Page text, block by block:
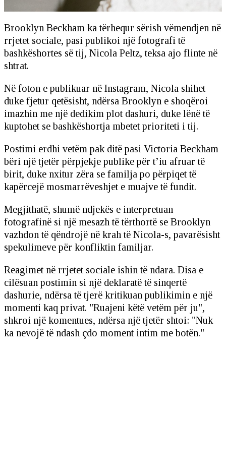
Brooklyn Beckham ka tërhequr sërish vëmendjen në
rrjetet sociale, pasi publikoi një fotografi të
bashkëshortes së tij, Nicola Peltz, teksa ajo flinte në
shtrat.
Në foton e publikuar në Instagram, Nicola shihet
duke fjetur qetësisht, ndërsa Brooklyn e shoqëroi
imazhin me një dedikim plot dashuri, duke lënë të
kuptohet se bashkëshortja mbetet prioriteti i tij.
Postimi erdhi vetëm pak ditë pasi Victoria Beckham
bëri një tjetër përpjekje publike për t’iu afruar të
birit, duke nxitur zëra se familja po përpiqet të
kapërcejë mosmarrëveshjet e muajve të fundit.
Megjithatë, shumë ndjekës e interpretuan
fotografinë si një mesazh të tërthortë se Brooklyn
vazhdon të qëndrojë në krah të Nicola-s, pavarësisht
spekulimeve për konfliktin familjar.
Reagimet në rrjetet sociale ishin të ndara. Disa e
cilësuan postimin si një deklaratë të sinqertë
dashurie, ndërsa të tjerë kritikuan publikimin e një
momenti kaq privat. "Ruajeni këtë vetëm për ju",
shkroi një komentues, ndërsa një tjetër shtoi: "Nuk
ka nevojë të ndash çdo moment intim me botën."